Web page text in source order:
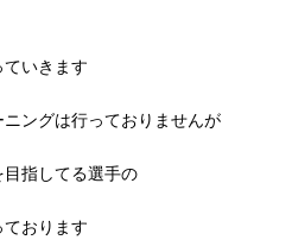
いきます
ングは行っておりませんが
指してる選手の
おります